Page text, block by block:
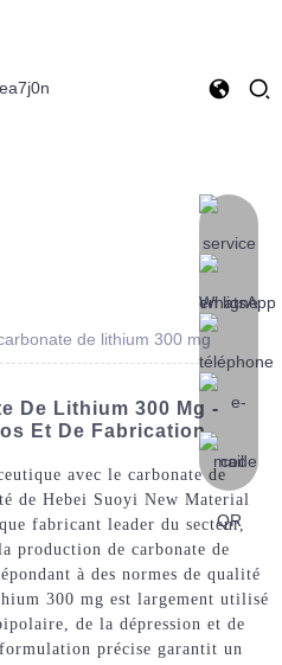
de lithium 300 mg
De Lithium 300 Mg -
Et De Fabrication
avec le carbonate de
de Hebei Suoyi New Material
fabricant leader du secteur,
production de carbonate de
à des normes de qualité
300 mg est largement utilisé
de la dépression et de
précise garantit un